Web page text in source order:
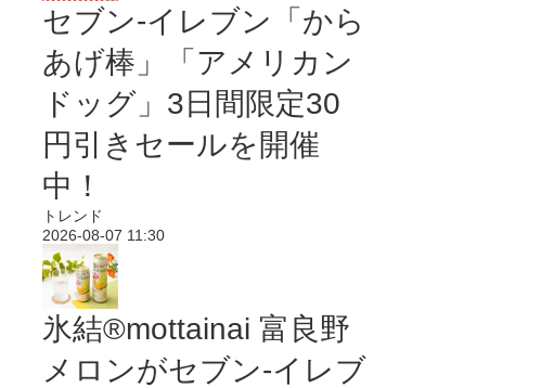
セブン‐イレブン「から
あげ棒」「アメリカン
ドッグ」3日間限定30
円引きセールを開催
中！
トレンド
2026-08-07 11:30
氷結®mottainai 富良野
メロンがセブン‐イレブ